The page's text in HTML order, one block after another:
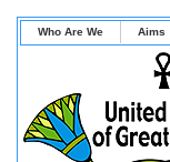
Who Are We Aims